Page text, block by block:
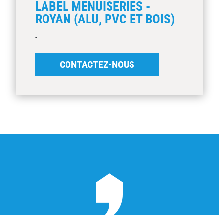
LABEL MENUISERIES -
ROYAN (ALU, PVC ET BOIS)
-
CONTACTEZ-NOUS